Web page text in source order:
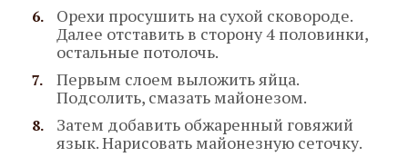
Орехи просушить на сухой сковороде.
Далее отставить в сторону 4 половинки,
остальные потолочь.
Первым слоем выложить яйца.
Подсолить, смазать майонезом.
Затем добавить обжаренный говяжий
язык. Нарисовать майонезную сеточку.